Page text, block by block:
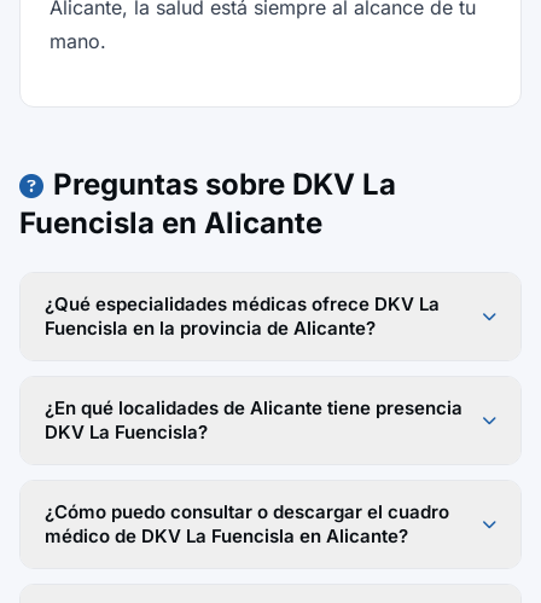
Alicante, la salud está siempre al alcance de tu
mano.
Preguntas sobre DKV La
Fuencisla en Alicante
¿Qué especialidades médicas ofrece DKV La
Fuencisla en la provincia de Alicante?
¿En qué localidades de Alicante tiene presencia
DKV La Fuencisla?
¿Cómo puedo consultar o descargar el cuadro
médico de DKV La Fuencisla en Alicante?